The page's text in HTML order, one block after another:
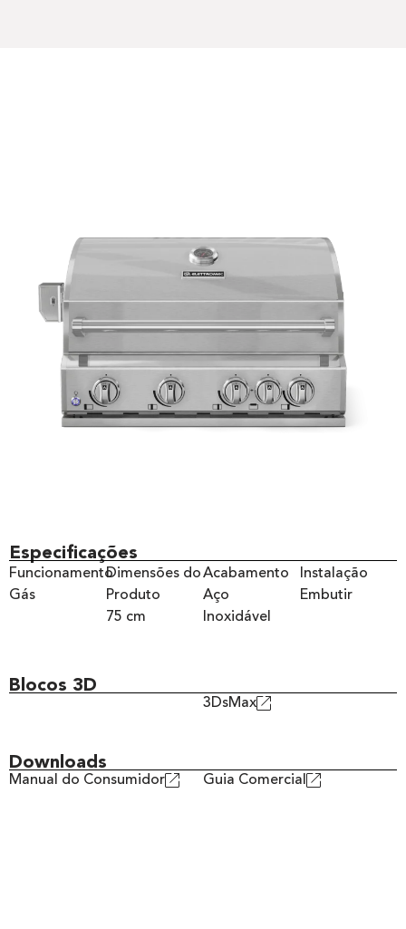
Especificações
Funcionamento
Gás
Dimensões do
Produto
75 cm
Acabamento
Aço
Inoxidável
Instalação
Embutir
Blocos 3D
3DsMax
Downloads
Manual do Consumidor Guia Comercial